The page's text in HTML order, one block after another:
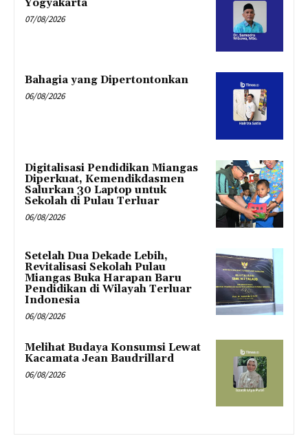
Yogyakarta
07/08/2026
Bahagia yang Dipertontonkan
06/08/2026
Digitalisasi Pendidikan Miangas
Diperkuat, Kemendikdasmen
Salurkan 30 Laptop untuk
Sekolah di Pulau Terluar
06/08/2026
Setelah Dua Dekade Lebih,
Revitalisasi Sekolah Pulau
Miangas Buka Harapan Baru
Pendidikan di Wilayah Terluar
Indonesia
06/08/2026
Melihat Budaya Konsumsi Lewat
Kacamata Jean Baudrillard
06/08/2026